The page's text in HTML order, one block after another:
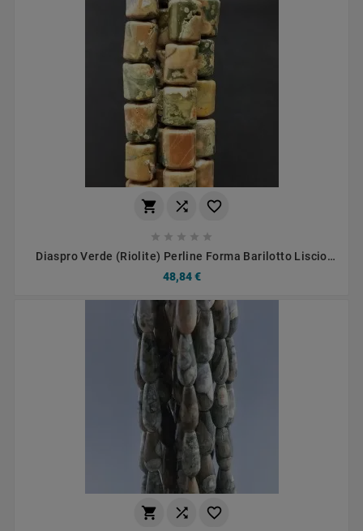
  
    
Diaspro Verde (Riolite) Perline Forma Barilotto Liscio
48,84 €
  